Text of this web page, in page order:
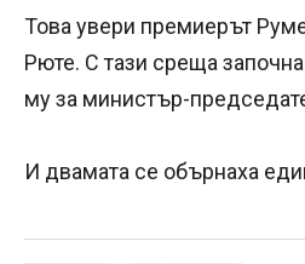
Това увери премиерът
Рюте. С тази среща
му за министър-
И двамата се обърнаха